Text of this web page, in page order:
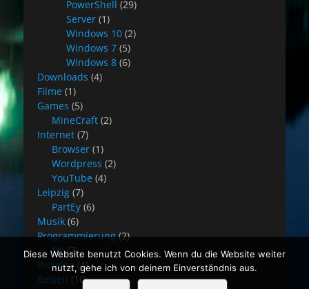
PowerShell (29)
Server (1)
Windows 10 (2)
Windows 7 (5)
Windows 8 (6)
Downloads (4)
Filme (1)
Games (5)
MineCraft (2)
Internet (7)
Browser (1)
Wordpress (2)
YouTube (4)
Leipzig (7)
PartEy (6)
Musik (6)
Programmierung (2)
C#(2)
Projekte (4)
Reisen (10)
Diese Website benutzt Cookies. Wenn du die Website weiter
nutzt, gehe ich von deinem Einverständnis aus.